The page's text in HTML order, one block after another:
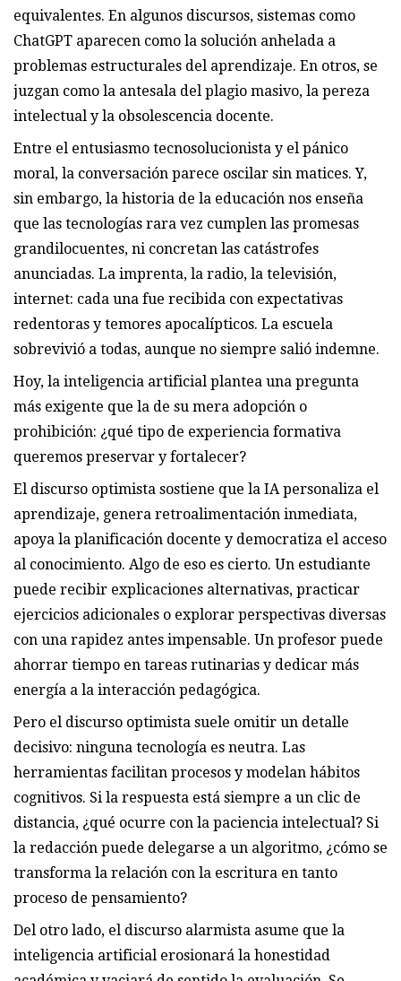
equivalentes. En algunos discursos, sistemas como
ChatGPT aparecen como la solución anhelada a
problemas estructurales del aprendizaje. En otros, se
juzgan como la antesala del plagio masivo, la pereza
intelectual y la obsolescencia docente.
Entre el entusiasmo tecnosolucionista y el pánico
moral, la conversación parece oscilar sin matices. Y,
sin embargo, la historia de la educación nos enseña
que las tecnologías rara vez cumplen las promesas
grandilocuentes, ni concretan las catástrofes
anunciadas. La imprenta, la radio, la televisión,
internet: cada una fue recibida con expectativas
redentoras y temores apocalípticos. La escuela
sobrevivió a todas, aunque no siempre salió indemne.
Hoy, la inteligencia artificial plantea una pregunta
más exigente que la de su mera adopción o
prohibición: ¿qué tipo de experiencia formativa
queremos preservar y fortalecer?
El discurso optimista sostiene que la IA personaliza el
aprendizaje, genera retroalimentación inmediata,
apoya la planificación docente y democratiza el acceso
al conocimiento. Algo de eso es cierto. Un estudiante
puede recibir explicaciones alternativas, practicar
ejercicios adicionales o explorar perspectivas diversas
con una rapidez antes impensable. Un profesor puede
ahorrar tiempo en tareas rutinarias y dedicar más
energía a la interacción pedagógica.
Pero el discurso optimista suele omitir un detalle
decisivo: ninguna tecnología es neutra. Las
herramientas facilitan procesos y modelan hábitos
cognitivos. Si la respuesta está siempre a un clic de
distancia, ¿qué ocurre con la paciencia intelectual? Si
la redacción puede delegarse a un algoritmo, ¿cómo se
transforma la relación con la escritura en tanto
proceso de pensamiento?
Del otro lado, el discurso alarmista asume que la
inteligencia artificial erosionará la honestidad